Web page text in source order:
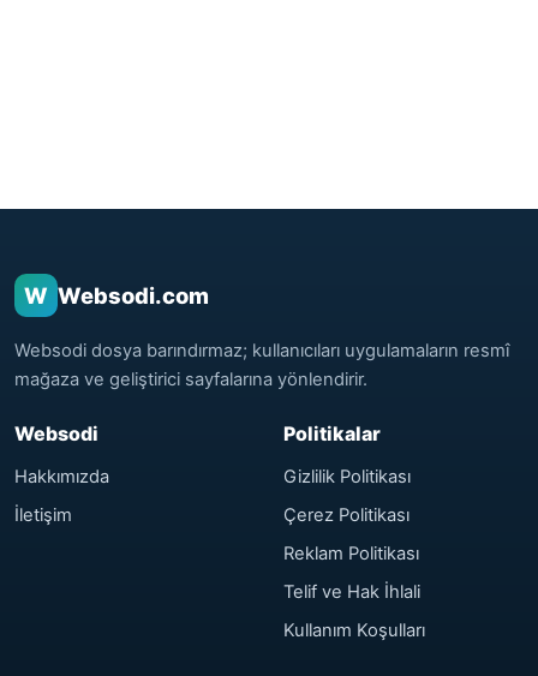
W Websodi.com
Websodi dosya barındırmaz; kullanıcıları uygulamaların resmî
mağaza ve geliştirici sayfalarına yönlendirir.
Websodi
Hakkımızda
İletişim
Politikalar
Gizlilik Politikası
Çerez Politikası
Reklam Politikası
Telif ve Hak İhlali
Kullanım Koşulları